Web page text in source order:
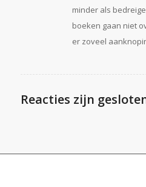
minder als
boeken gaan niet
er zoveel
Reacties zijn